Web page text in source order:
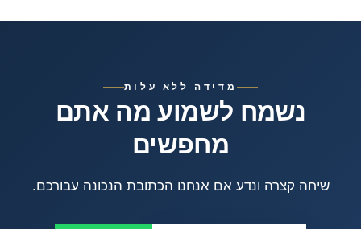
מדידה ללא עלות
נשמח לשמוע מה אתם
מחפשים
שיחה קצרה ונדע אם אנחנו הכתובת הנכונה עבורכם.